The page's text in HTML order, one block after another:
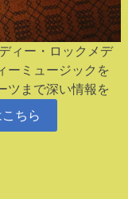
ィー・ロックメデ
ーミュージックを
ツまで深い情報を
ちら